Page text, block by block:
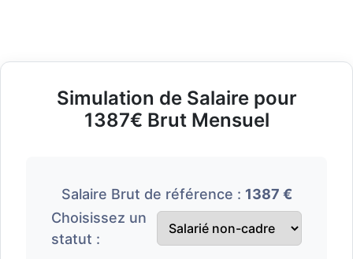
Simulation de Salaire pour
1387€ Brut Mensuel
Salaire Brut de référence : 1387 €
Choisissez un
statut :